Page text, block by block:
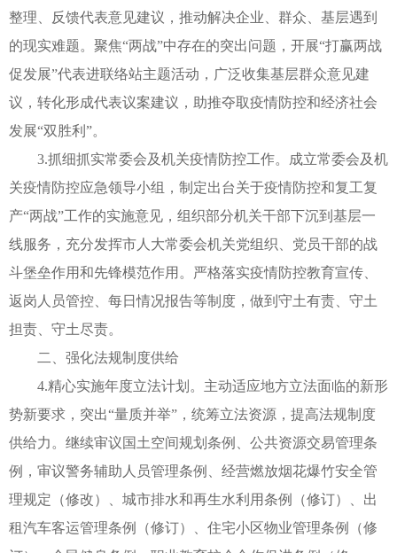
整理、反馈代表意见建议，推动解决企业、群众、基层遇到
的现实难题。聚焦“两战”中存在的突出问题，开展“打赢两战
促发展”代表进联络站主题活动，广泛收集基层群众意见建
议，转化形成代表议案建议，助推夺取疫情防控和经济社会
发展“双胜利”。
3.抓细抓实常委会及机关疫情防控工作。成立常委会及机
关疫情防控应急领导小组，制定出台关于疫情防控和复工复
产“两战”工作的实施意见，组织部分机关干部下沉到基层一
线服务，充分发挥市人大常委会机关党组织、党员干部的战
斗堡垒作用和先锋模范作用。严格落实疫情防控教育宣传、
返岗人员管控、每日情况报告等制度，做到守土有责、守土
担责、守土尽责。
二、强化法规制度供给
4.精心实施年度立法计划。主动适应地方立法面临的新形
势新要求，突出“量质并举”，统筹立法资源，提高法规制度
供给力。继续审议国土空间规划条例、公共资源交易管理条
例，审议警务辅助人员管理条例、经营燃放烟花爆竹安全管
理规定（修改）、城市排水和再生水利用条例（修订）、出
租汽车客运管理条例（修订）、住宅小区物业管理条例（修